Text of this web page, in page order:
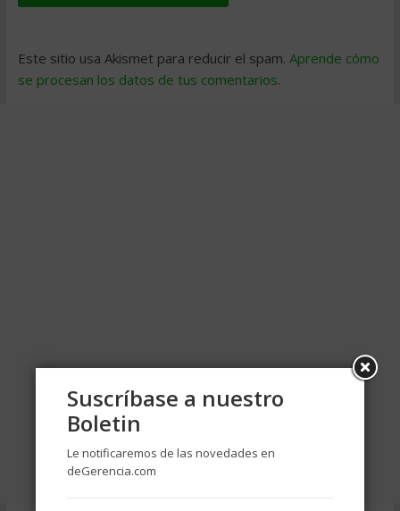
Este sitio usa Akismet para reducir el spam. Aprende cómo
se procesan los datos de tus comentarios.
Suscríbase a nuestro
Boletin
Le notificaremos de las novedades en
deGerencia.com